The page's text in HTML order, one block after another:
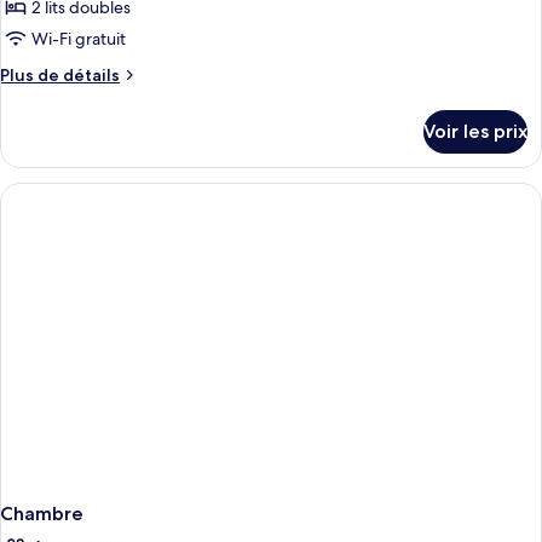
2 lits doubles
Wi-Fi gratuit
Plus de détails
Plus
le
type
de
Voir les prix
Chambre